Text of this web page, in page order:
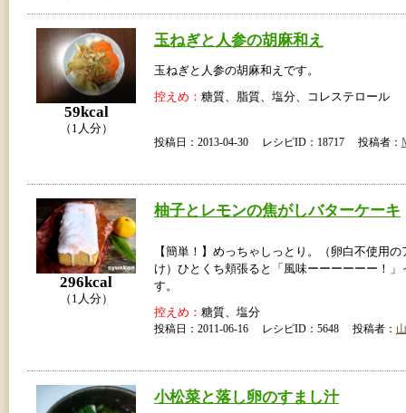
59kcal
（1人分）
玉ねぎと人参の胡麻和え
玉ねぎと人参の胡麻和えです。
控えめ： 糖質、脂質、塩分、コレステロール
投稿日：2013-04-30 レシピID：18717 投稿者：
296kcal
（1人分）
柚子とレモンの焦がしバターケーキ
【簡単！】めっちゃしっとり。（卵白不使用
け）ひとくち頬張ると「風味ーーーーーー！」
す。
控えめ： 糖質、塩分
投稿日：2011-06-16 レシピID：5648 投稿者：
小松菜と落し卵のすまし汁